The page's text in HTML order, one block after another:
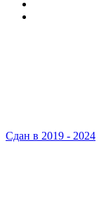
Сдан в 2019 - 2024